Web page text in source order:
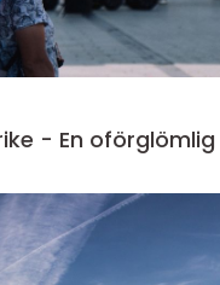
- En